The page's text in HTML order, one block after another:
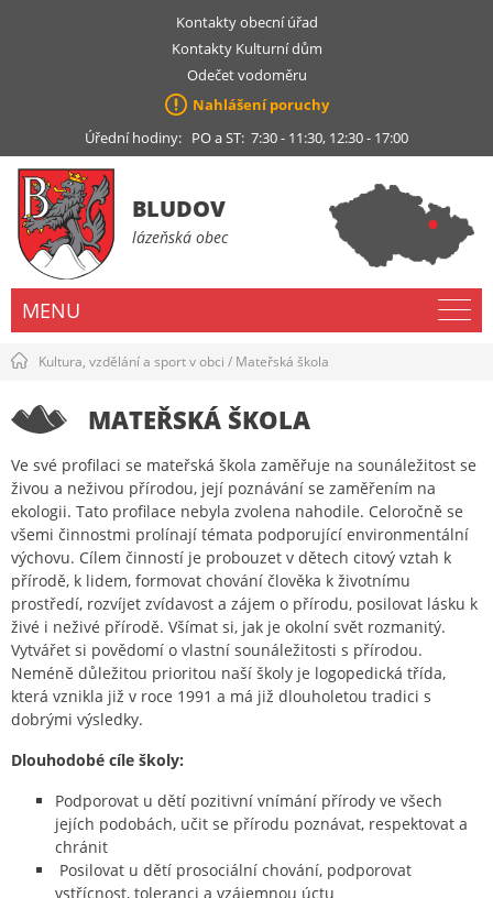
Kontakty obecní úřad
Kontakty Kulturní dům
Odečet vodoměru
Nahlášení poruchy
Úřední hodiny: PO a ST: 7:30 - 11:30, 12:30 - 17:00
BLUDOV
lázeňská obec
MENU
Kultura, vzdělání a sport v obci / Mateřská škola
MATEŘSKÁ ŠKOLA
Ve své profilaci se mateřská škola zaměřuje na sounáležitost se
živou a neživou přírodou, její poznávání se zaměřením na
ekologii. Tato profilace nebyla zvolena nahodile. Celoročně se
všemi činnostmi prolínají témata podporující environmentální
výchovu. Cílem činností je probouzet v dětech citový vztah k
přírodě, k lidem, formovat chování člověka k životnímu
prostředí, rozvíjet zvídavost a zájem o přírodu, posilovat lásku k
živé i neživé přírodě. Všímat si, jak je okolní svět rozmanitý.
Vytvářet si povědomí o vlastní sounáležitosti s přírodou.
Neméně důležitou prioritou naší školy je logopedická třída,
která vznikla již v roce 1991 a má již dlouholetou tradici s
dobrými výsledky.
Dlouhodobé cíle školy:
Podporovat u dětí pozitivní vnímání přírody ve všech
jejích podobách, učit se přírodu poznávat, respektovat a
chránit
Posilovat u dětí prosociální chování, podporovat
vstřícnost, toleranci a vzájemnou úctu